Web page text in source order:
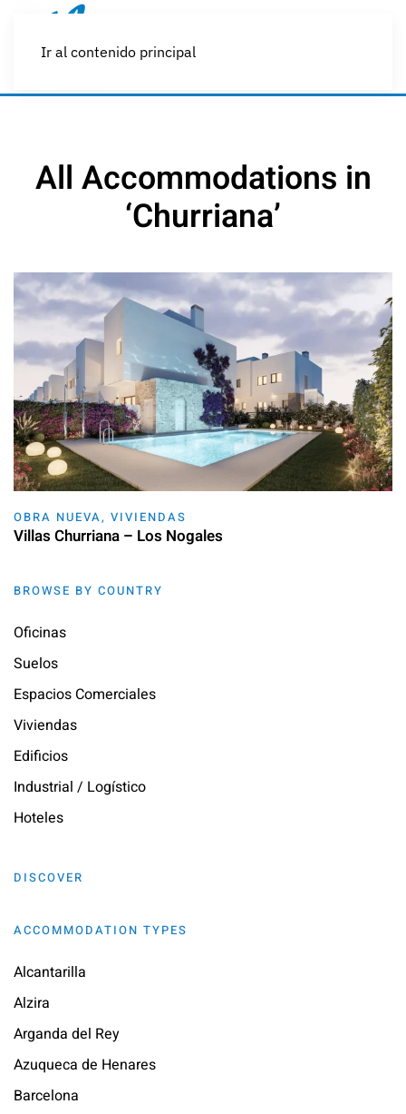
Ir al contenido principal
All Accommodations in
‘Churriana’
OBRA NUEVA, VIVIENDAS
Villas Churriana – Los Nogales
BROWSE BY COUNTRY
Oficinas
Suelos
Espacios Comerciales
Viviendas
Edificios
Industrial / Logístico
Hoteles
DISCOVER
ACCOMMODATION TYPES
Alcantarilla
Alzira
Arganda del Rey
Azuqueca de Henares
Barcelona